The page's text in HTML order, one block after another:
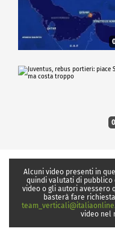
Alcuni video presenti in
quindi valutati di pubblico
video o gli autori avessero
basterà fare
video nel